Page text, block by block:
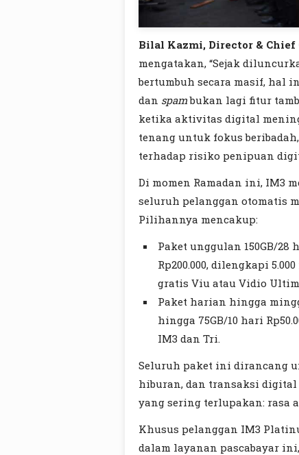
Bilal Kazmi, Director &
mengatakan, “Sejak
bertumbuh secara masif, hal
dan spambukan lagi fitur
ketika aktivitas digital
tenang untuk fokus
terhadap risiko penipuan
Di momen Ramadan ini, IM3
seluruh pelanggan otomatis
Pilihannya mencakup:
Paket unggulan 150GB/28
Rp200.000, dilengkapi
gratis Viu atau Vidio
Paket harian hingga
hingga 75GB/10 hari
IM3 dan Tri.
Seluruh paket ini dirancang
hiburan, dan transaksi digital
yang sering terlupakan: rasa
Khusus pelanggan IM3
dalam layanan pascabayar